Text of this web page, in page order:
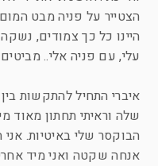
הצטייר על פניה מבט
היינו כל כך צמודים,
עלי, עם פניה אלי..
איברי התחיל להתקשות
שלה וראיתי תחתון מאוד
הבוקסר שלי באיטיות.
אנחה שקטה ואני מיד